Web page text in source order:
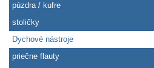
púzdra / kufre
stoličky
Dychové nástroje
priečne flauty